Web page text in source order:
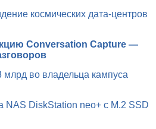
космических дата-центров
Conversation Capture —
млрд во владельца кампуса
NAS DiskStation neo+ с M.2 SSD